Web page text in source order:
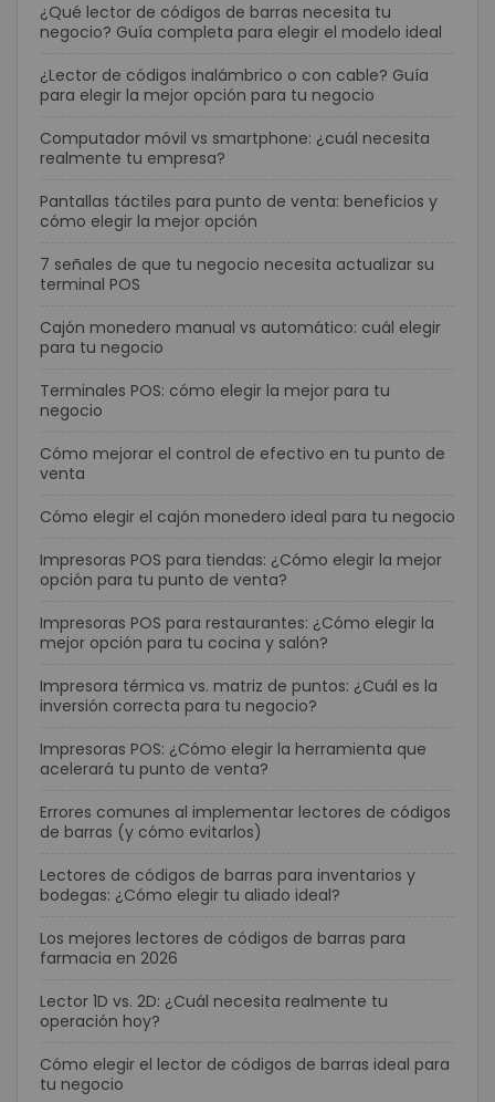
¿Qué lector de códigos de barras necesita tu
negocio? Guía completa para elegir el modelo ideal
¿Lector de códigos inalámbrico o con cable? Guía
para elegir la mejor opción para tu negocio
Computador móvil vs smartphone: ¿cuál necesita
realmente tu empresa?
Pantallas táctiles para punto de venta: beneficios y
cómo elegir la mejor opción
7 señales de que tu negocio necesita actualizar su
terminal POS
Cajón monedero manual vs automático: cuál elegir
para tu negocio
Terminales POS: cómo elegir la mejor para tu
negocio
Cómo mejorar el control de efectivo en tu punto de
venta
Cómo elegir el cajón monedero ideal para tu negocio
Impresoras POS para tiendas: ¿Cómo elegir la mejor
opción para tu punto de venta?
Impresoras POS para restaurantes: ¿Cómo elegir la
mejor opción para tu cocina y salón?
Impresora térmica vs. matriz de puntos: ¿Cuál es la
inversión correcta para tu negocio?
Impresoras POS: ¿Cómo elegir la herramienta que
acelerará tu punto de venta?
Errores comunes al implementar lectores de códigos
de barras (y cómo evitarlos)
Lectores de códigos de barras para inventarios y
bodegas: ¿Cómo elegir tu aliado ideal?
Los mejores lectores de códigos de barras para
farmacia en 2026
Lector 1D vs. 2D: ¿Cuál necesita realmente tu
operación hoy?
Cómo elegir el lector de códigos de barras ideal para
tu negocio